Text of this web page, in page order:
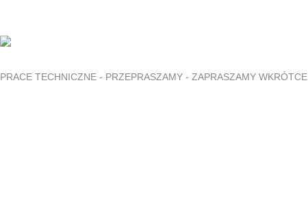
PRACE TECHNICZNE - PRZEPRASZAMY - ZAPRASZAMY WKRÓTCE